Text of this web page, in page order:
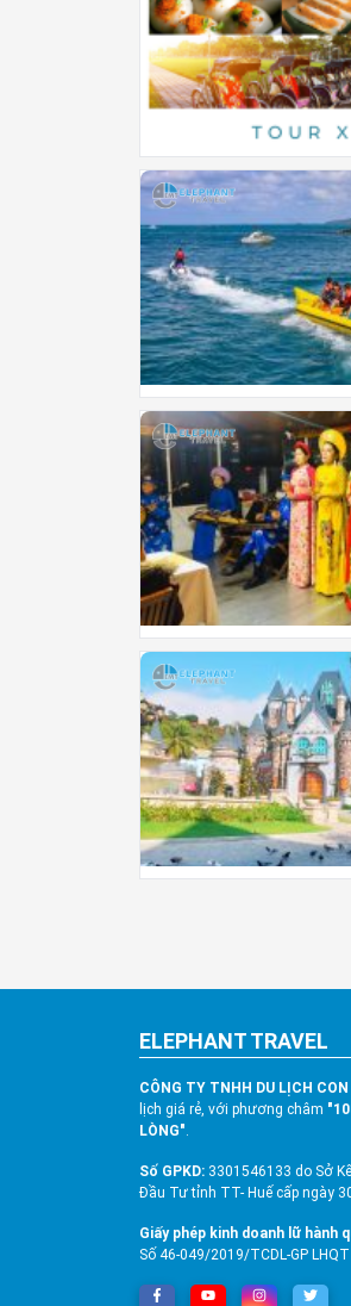
ELEPHANT TRAVEL
CÔNG TY TNHH DU LỊCH
lịch giá rẻ, với phương châm
LÒNG".
Số GPKD: 3301546133 do Sở
Đầu Tư tỉnh TT- Huế cấp ngày
Giấy phép kinh doanh lữ hành
Số 46-049/2019/TCDL-GP LHQT